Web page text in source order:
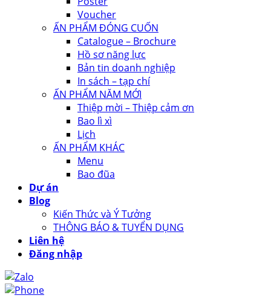
Voucher
ẤN PHẨM ĐÓNG CUỐN
Catalogue – Brochure
Hồ sơ năng lực
Bản tin doanh nghiệp
In sách – tạp chí
ẤN PHẨM NĂM MỚI
Thiệp mời – Thiệp cảm ơn
Bao lì xì
Lịch
ẤN PHẨM KHÁC
Menu
Bao đũa
Dự án
Blog
Kiến Thức và Ý Tưởng
THÔNG BÁO & TUYỂN DỤNG
Liên hệ
Đăng nhập